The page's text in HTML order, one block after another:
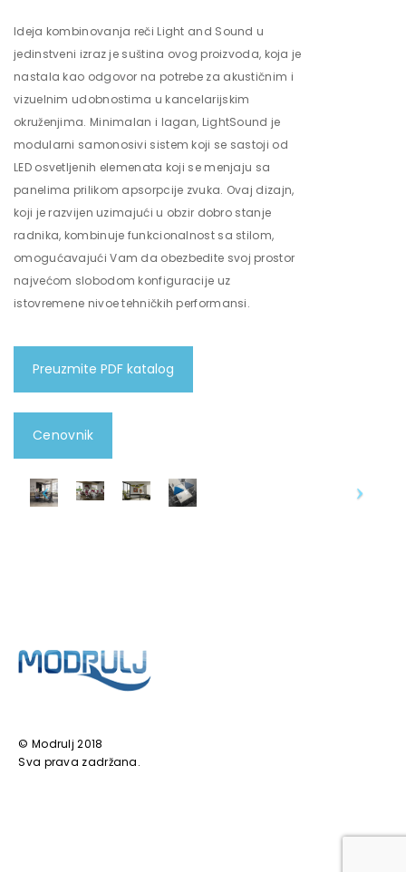
Ideja kombinovanja reči Light and Sound u
jedinstveni izraz je suština ovog proizvoda, koja je
nastala kao odgovor na potrebe za akustičnim i
vizuelnim udobnostima u kancelarijskim
okruženjima. Minimalan i lagan, LightSound je
modularni samonosivi sistem koji se sastoji od
LED osvetljenih elemenata koji se menjaju sa
panelima prilikom apsorpcije zvuka. Ovaj dizajn,
koji je razvijen uzimajući u obzir dobro stanje
radnika, kombinuje funkcionalnost sa stilom,
omogućavajući Vam da obezbedite svoj prostor
najvećom slobodom konfiguracije uz
istovremene nivoe tehničkih performansi.
Preuzmite PDF katalog
Cenovnik
© Modrulj 2018
Sva prava zadržana.